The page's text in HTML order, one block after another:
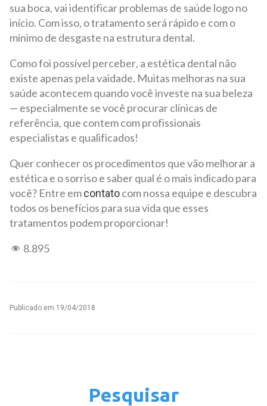
sua boca, vai identificar problemas de saúde logo no
início. Com isso, o tratamento será rápido e com o
mínimo de desgaste na estrutura dental.
Como foi possível perceber, a estética dental não
existe apenas pela vaidade. Muitas melhoras na sua
saúde acontecem quando você investe na sua beleza
— especialmente se você procurar clínicas de
referência, que contem com profissionais
especialistas e qualificados!
Quer conhecer os procedimentos que vão melhorar a
estética e o sorriso e saber qual é o mais indicado para
você? Entre emcontatocom nossa equipe e descubra
todos os benefícios para sua vida que esses
tratamentos podem proporcionar!
8.895
Publicado em 19/04/2018
Pesquisar